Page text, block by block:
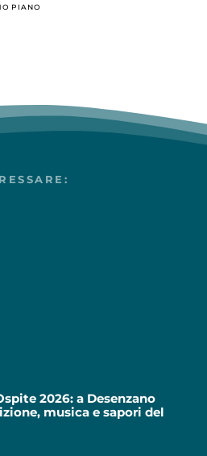
PIANO
2026: a Desenzano
musica e sapori del